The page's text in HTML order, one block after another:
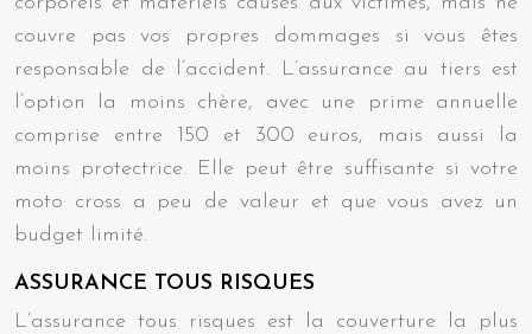
couvre pas vos propres dommages si vous êtes
responsable de l’accident. L’assurance au tiers est
l’option la moins chère, avec une prime annuelle
comprise entre 150 et 300 euros, mais aussi la
moins protectrice. Elle peut être suffisante si votre
moto cross a peu de valeur et que vous avez un
budget limité.
ASSURANCE TOUS RISQUES
L’assurance tous risques est la couverture la plus